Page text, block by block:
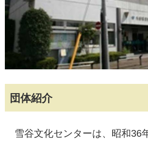
団体紹介
雪谷文化センターは、昭和36